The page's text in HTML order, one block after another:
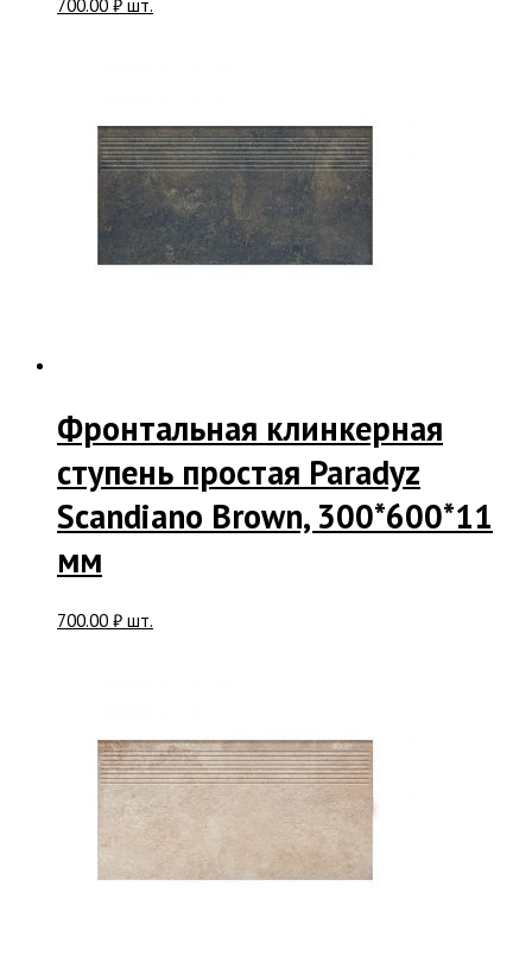
700.00 ₽ шт.
Фронтальная клинкерная
ступень простая Paradyz
Scandiano Brown, 300*600*11
мм
700.00 ₽ шт.